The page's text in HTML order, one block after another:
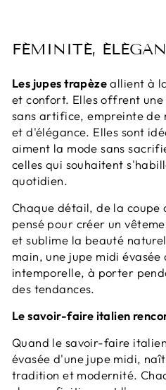
FÉMINITÉ,
Les jupes trapèzeallient à
et confort. Elles offrent
sans artifice, empreinte de
et d'élégance. Elles sont
aiment la mode sans
celles qui souhaitent
quotidien.
Chaque détail, de la coupe
pensé pour créer un
et sublime la beauté
main, une jupe midi évasée
intemporelle, à porter
des tendances.
Le savoir-faire italien
Quand le savoir-faire
évasée d'une jupe midi,
tradition et modernité.